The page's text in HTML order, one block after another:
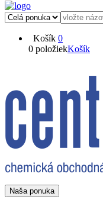
Košík 0
0 položiekKošík
Naša ponuka